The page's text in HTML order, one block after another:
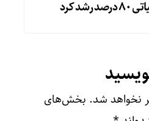
کرد
نخواهد شد. بخش‌های